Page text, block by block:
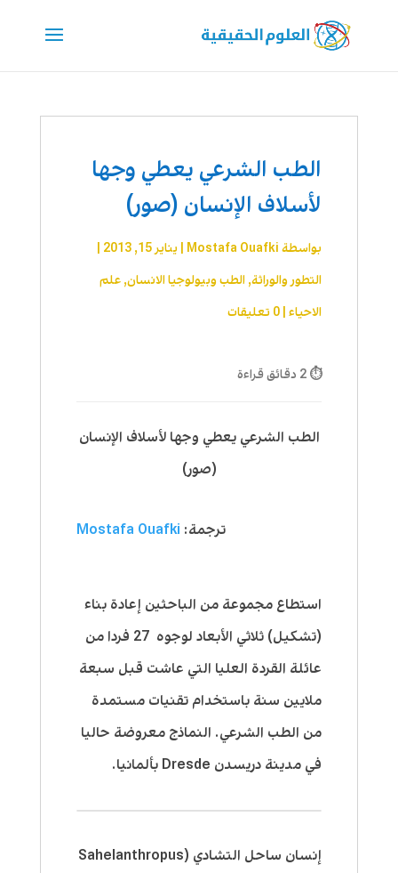
الطب الشرعي يعطي وجها
لأسلاف الإنسان (صور)
بواسطة Mostafa Ouafki يناير 15, 2013
التطور والوراثة, الطب وبيولوجيا الانسان, علم
الاحیاء| 0 تعليقات
⏱ 2 دقائق قراءة
الطب الشرعي يعطي وجها لأسلاف الإنسان
(صور)
ترجمة: Mostafa Ouafki
استطاع مجموعة من الباحثين إعادة بناء
(تشكيل) ثلاثي الأبعاد لوجوه 27 فردا من
عائلة القردة العليا التي عاشت قبل سبعة
ملايين سنة باستخدام تقنيات مستمدة
من الطب الشرعي. النماذج معروضة حاليا
في مدينة دريسدن Dresde بألمانيا.
إنسان ساحل التشادي (Sahelanthropus